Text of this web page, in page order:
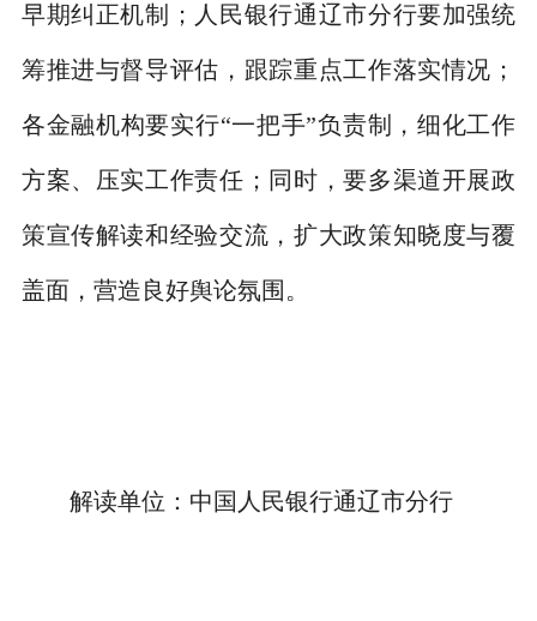
早期纠正机制；人民银行通辽市分行要加强统
筹推进与督导评估，跟踪重点工作落实情况；
各金融机构要实行“一把手”负责制，细化工作
方案、压实工作责任；同时，要多渠道开展政
策宣传解读和经验交流，扩大政策知晓度与覆
盖面，营造良好舆论氛围。
解读单位：中国人民银行通辽市分行